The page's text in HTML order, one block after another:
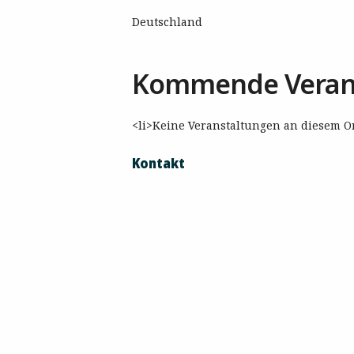
Deutschland
Kommende
<li>Keine Veranstaltungen an diesem
Kontakt